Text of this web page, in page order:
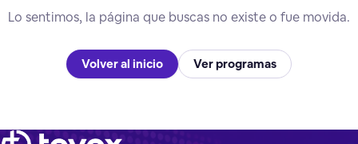
Lo sentimos, la página que buscas no existe o fue movida.
Volver al inicio Ver programas